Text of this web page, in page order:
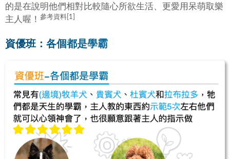
的是在說明他們相對比較隨心所欲生活、更愛用呆萌取樂
主人喔！ 參考資料[1]
資優班：各個都是學霸